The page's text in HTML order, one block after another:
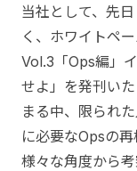
当社として、先
く、ホワイトペ
Vol.3「Ops編」
せよ」を発刊い
まる中、限られ
に必要なOpsの
様々な角度から